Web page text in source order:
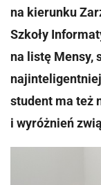
na kierunku
Szkoły
na listę Mensy,
student ma też
i wyróżnień